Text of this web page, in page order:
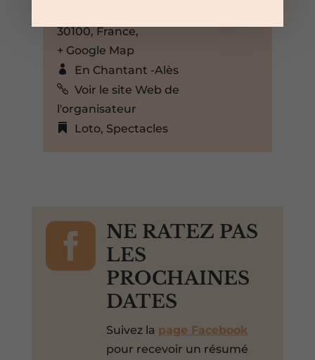
30100, France,
+ Google Map
En Chantant -Alès
Voir le site Web de
l'organisateur
Loto, Spectacles

NE RATEZ PAS
LES
PROCHAINES
DATES
Suivez la page Facebook
pour recevoir un résumé